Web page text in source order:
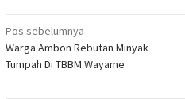
Navigasi
pos
Pos sebelumnya
Warga Ambon Rebutan Minyak
Tumpah Di TBBM Wayame